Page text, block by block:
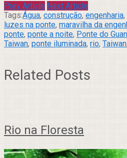
Prev Article Next Article
Tags:Água, construção, engenharia,
luzes na ponte, maravilha da
ponte, ponte a noite, Ponte do
Taiwan, ponte iluminada, rio, Taiwan,
Related Posts
Rio na Floresta